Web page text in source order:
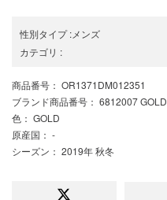
性別タイプ:メンズ
カテゴリ :
商品番号 ： OR1371DM012351
ブランド商品番号 ： 6812007 GOLD
色 ： GOLD
原産国 ： -
シーズン ： 2019年 秋冬